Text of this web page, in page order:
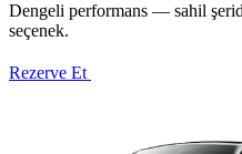
Dengeli performans — sahil
seçenek.
Rezerve Et